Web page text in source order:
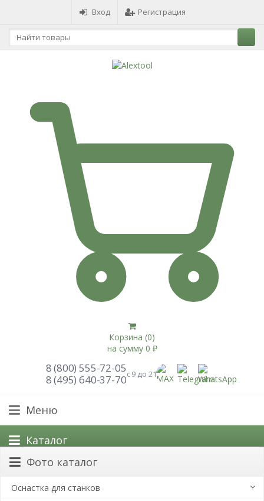
Вход Регистрация
Корзина (0)
на сумму 0 ₽
8 (800) 555-72-05
8 (495) 640-37-70с 9 до 21
Меню
Каталог
Фото каталог
Оснастка для станков